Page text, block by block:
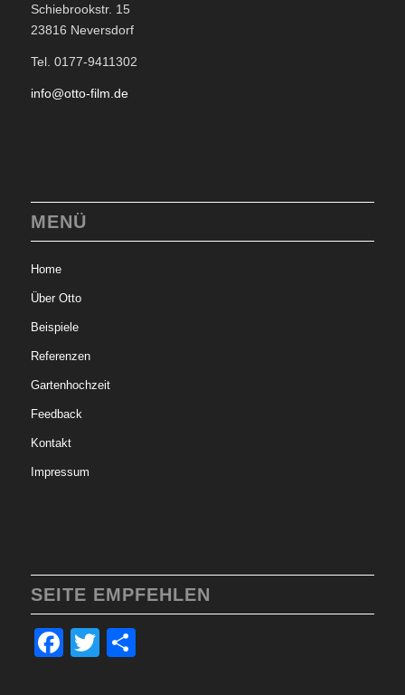
Schiebrookstr. 15
23816 Neversdorf
Tel. 0177-9411302
info@otto-film.de
MENÜ
Home
Über Otto
Beispiele
Referenzen
Gartenhochzeit
Feedback
Kontakt
Impressum
SEITE EMPFEHLEN
Facebook
Twitter